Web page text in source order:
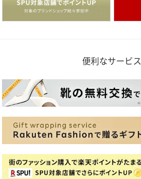
便利なサービス